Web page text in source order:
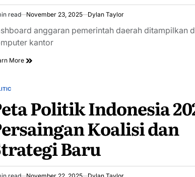
read November 23, 2025 Dylan Taylor
anggaran pemerintah daerah ditampilkan
kantor
More
Politik Indonesia
Koalisi dan
Baru